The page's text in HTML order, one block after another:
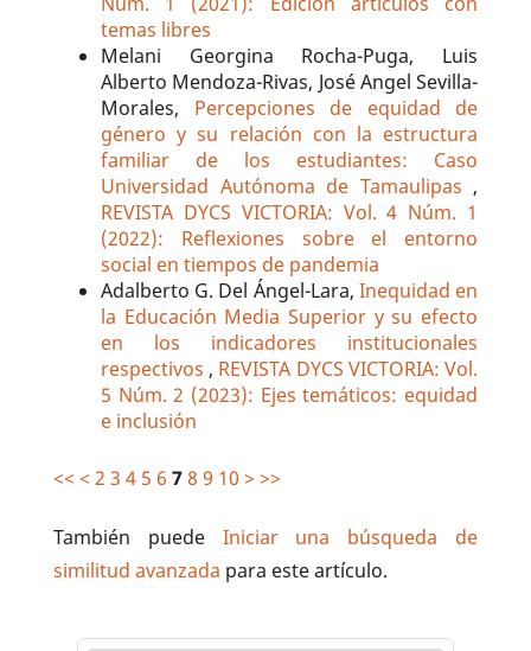
temas libres
Melani Georgina Rocha-Puga, Luis
Alberto Mendoza-Rivas, José Angel Sevilla-
Morales, Percepciones de equidad de
género y su relación con la estructura
familiar de los estudiantes: Caso
Universidad Autónoma de Tamaulipas ,
REVISTA DYCS VICTORIA: Vol. 4 Núm. 1
(2022): Reflexiones sobre el entorno
social en tiempos de pandemia
Adalberto G. Del Ángel-Lara, Inequidad en
la Educación Media Superior y su efecto
en los indicadores institucionales
respectivos , REVISTA DYCS VICTORIA: Vol.
5 Núm. 2 (2023): Ejes temáticos: equidad
e inclusión
<< < 2 3 4 5 6 7 8 9 10 > >>
También puede Iniciar una búsqueda de
similitud avanzada para este artículo.